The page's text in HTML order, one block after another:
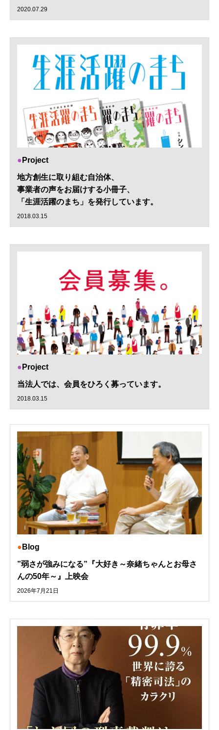
2020.07.29
Project
地方創生に取り組む自治体、
事業者の声をお届けする小冊子、
「生涯活躍のまち」を発行しています。
2018.03.15
Project
当法人では、会員をひろく募っています。
2018.03.15
Blog
”弱さが強みになる”『大好き～奈緒ちゃんとお母さ
んの50年～』上映会
2026年7月21日